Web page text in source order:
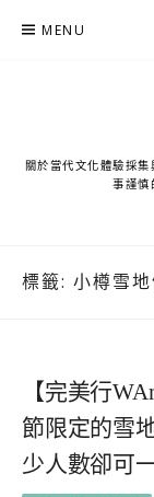
MENU
關於當代文化體驗採
事謹慎
標籤: 小樽雪
【完美行
節限定的雪
少人數卻可